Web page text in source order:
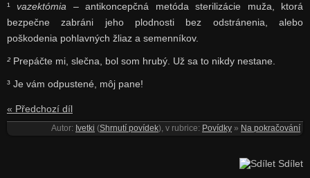
¹vazektómia – antikoncepčná metóda sterilizácie muža, ktorá
bezpečne zabráni jeho plodnosti bez odstránenia, alebo
poškodenia pohlavných žliaz a semenníkov.
² Prepáčte mi, slečna, bol som hrubý. Už sa to nikdy nestane.
³ Je vám odpustené, môj pane!
« Předchozí díl
Autor: Ivetki (Shrnutí povídek), v rubrice: Povídky » Na pokračování
Sdílet